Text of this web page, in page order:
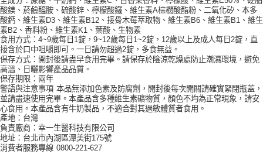
是否繳費成功／繳費後需取消欲退款等相關疑問，請聯繫「AFTEE先享後付
客戶支援中心」https://netprotections.freshdesk.com/support/home
【注意事項】
１．透過由恩沛科技股份有限公司提供之「AFTEE先享後付」服務完成之交
易，需依本服務之必要範圍內提供個人資料，並將交易相關給付款項請求債
權轉讓予恩沛科技股份有限公司。
２．關於個人資料處理事宜，請瀏覽以下網址：
https://aftee.tw/terms/#terms3
３．未成年的使用者請事先徵得法定代理人或監護人之同意方可使用
「AFTEE先享後付」，若未經同意申辦者引起之損失，本公司不負相關責
任。
４．使用「AFTEE先享後付」時，將依據個別帳號之用戶狀況，依本公司即
時審查核予不同之上限額度；若仍有額度不足之情形，本公司將視審查結果
每筆NT$60，滿NT$590(含以上)免運費
宅配
每筆NT$100，滿NT$590(含以上)免運費
離島宅配
每筆NT$150，滿NT$890(含以上)免運費
酸鎂、菸鹼醯胺、硫酸鋅、檸檬酸鐵、維生素A棕櫚酸酯粉、二氧化矽、本多
酸鈣、維生素D3、維生素B12、接骨木莓萃取物、維生素B6、維生素B1、維生
素B2、香料粉、維生素K1、葉酸、生物素
食用方式：4~9歲每日1錠，9~12歲每日1~2錠，12歲以上及成人每日2錠，直
接含於口中咀嚼即可。一日請勿超過2錠，多食無益。
保存方式：開封後請盡早食用完畢。請保存於陰涼乾燥處防止潮濕環境，避免
高溫、日曬影響產品品質。
保存期限：兩年
警語與注意事項 本品無添加色素及防腐劑，開封後每次開關請確實緊閉瓶蓋，
並請盡速使用完畢。本產品含多種維生素礦物質，顏色不均為正常現象，請安
心食用。本產品含有牛奶製品，不適合對其過敏體質者食用。
產地：台灣
負責廠商：幸一生醫科技有限公司
地址：台北市內湖區潭美街175號
消費者服務專線 0800-221-627